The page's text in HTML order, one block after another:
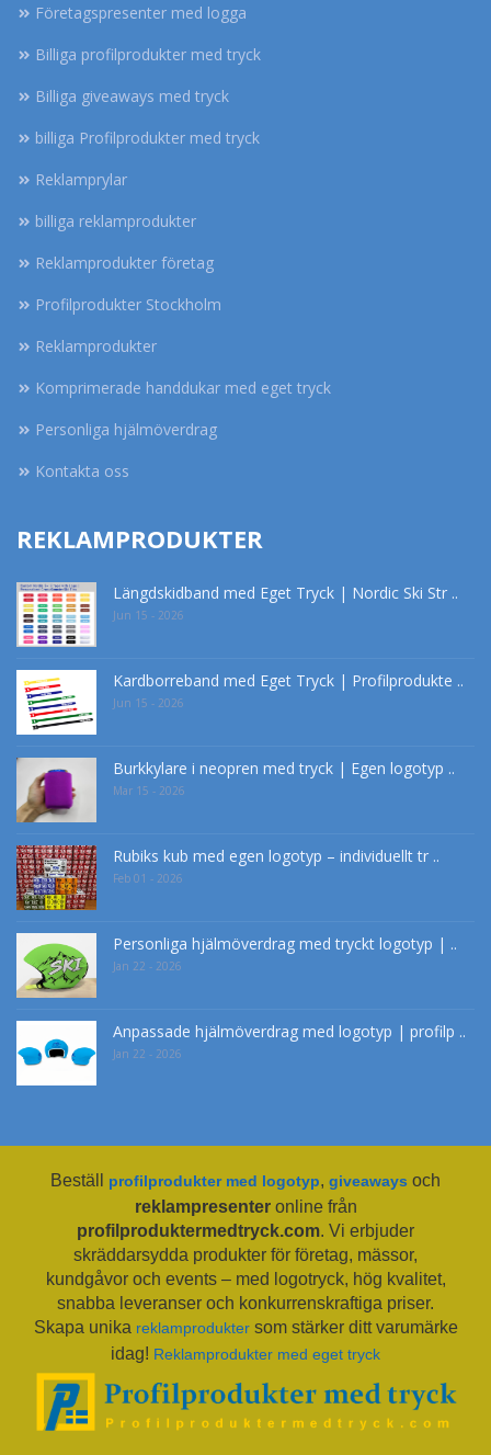
Företagspresenter med logga
Billiga profilprodukter med tryck
Billiga giveaways med tryck
billiga Profilprodukter med tryck
Reklamprylar
billiga reklamprodukter
Reklamprodukter företag
Profilprodukter Stockholm
Reklamprodukter
Komprimerade handdukar med eget tryck
Personliga hjälmöverdrag
Kontakta oss
REKLAMPRODUKTER
Längdskidband med Eget Tryck | Nordic Ski Str ..
Jun 15 - 2026
Kardborreband med Eget Tryck | Profilprodukte ..
Jun 15 - 2026
Burkkylare i neopren med tryck | Egen logotyp ..
Mar 15 - 2026
Rubiks kub med egen logotyp – individuellt tr ..
Feb 01 - 2026
Personliga hjälmöverdrag med tryckt logotyp | ..
Jan 22 - 2026
Anpassade hjälmöverdrag med logotyp | profilp ..
Jan 22 - 2026
Beställ profilprodukter med logotyp, giveaways och
reklampresenteronline från
profilproduktermedtryck.com. Vi erbjuder
skräddarsydda produkter för företag, mässor,
kundgåvor och events – med logotryck, hög kvalitet,
snabba leveranser och konkurrenskraftiga priser.
Skapa unika reklamproduktersom stärker ditt varumärke
idag! Reklamprodukter med eget tryck